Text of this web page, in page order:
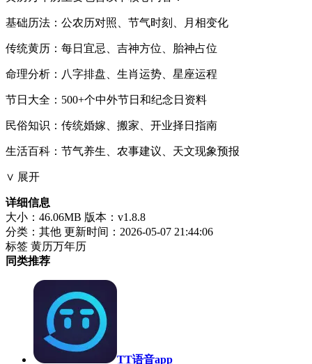
基础历法：公农历对照、节气时刻、月相变化
传统黄历：每日宜忌、吉神方位、胎神占位
命理分析：八字排盘、生肖运势、星座运程
节日大全：500+个中外节日和纪念日资料
民俗知识：传统婚嫁、搬家、开业择日指南
生活百科：节气养生、农事建议、天文现象预报
∨ 展开
详细信息
大小：46.06MB 版本：v1.8.8
分类：其他 更新时间：2026-05-07 21:44:06
标签 黄历万年历
同类推荐
TT语音app